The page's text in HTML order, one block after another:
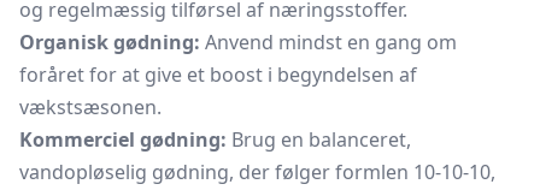
og regelmæssig tilførsel af næringsstoffer.
Organisk gødning: Anvend mindst en gang om
foråret for at give et boost i begyndelsen af
vækstsæsonen.
Kommerciel gødning: Brug en balanceret,
vandopløselig gødning, der følger formlen 10-10-10,